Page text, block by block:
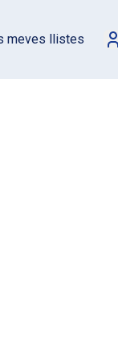
meves llistes